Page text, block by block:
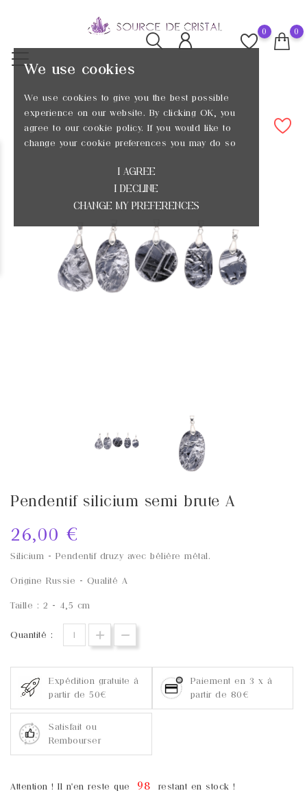
We use cookies
We use cookies to give you the best possible
experience on our website. By clicking OK, you
agree to our cookie policy. If you would like to
change your cookie preferences you may do so
I AGREE
I DECLINE
CHANGE MY PREFERENCES
0
0
Pendentif silicium semi brute A
26,00 €
Silicium - Pendentif druzy avec bélière métal.
Origine Russie - Qualité A
Taille : 2 - 4,5 cm
Quantité :
Expédition gratuite à
partir de 50€
Paiement en 3 x à
partir de 80€
Satisfait ou
Rembourser
Attention ! Il n'en reste que 98 restant en stock !